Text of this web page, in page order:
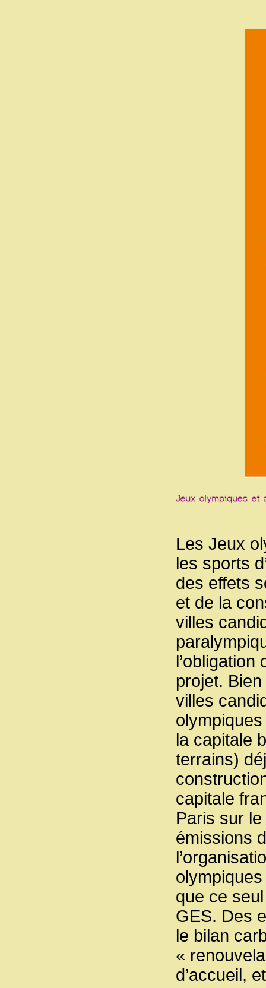
Les Jeux
les sports
des effets
et de la
villes
projet.
villes
la capitale
terrains)
capitale
Paris sur
émissions
que ce
GES. Des
le bilan
«
d’accueil,